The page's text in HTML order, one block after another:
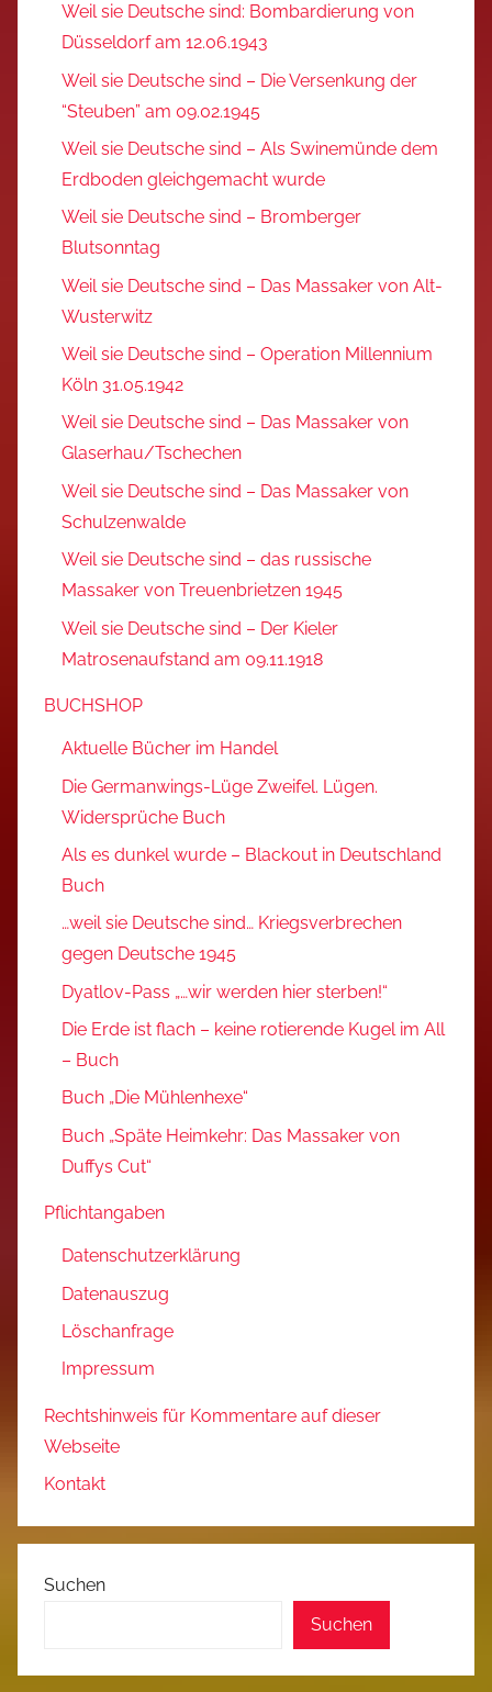
Weil sie Deutsche sind: Bombardierung von
Düsseldorf am 12.06.1943
Weil sie Deutsche sind – Die Versenkung der
“Steuben” am 09.02.1945
Weil sie Deutsche sind – Als Swinemünde dem
Erdboden gleichgemacht wurde
Weil sie Deutsche sind – Bromberger
Blutsonntag
Weil sie Deutsche sind – Das Massaker von Alt-
Wusterwitz
Weil sie Deutsche sind – Operation Millennium
Köln 31.05.1942
Weil sie Deutsche sind – Das Massaker von
Glaserhau/Tschechen
Weil sie Deutsche sind – Das Massaker von
Schulzenwalde
Weil sie Deutsche sind – das russische
Massaker von Treuenbrietzen 1945
Weil sie Deutsche sind – Der Kieler
Matrosenaufstand am 09.11.1918
BUCHSHOP
Aktuelle Bücher im Handel
Die Germanwings-Lüge Zweifel. Lügen.
Widersprüche Buch
Als es dunkel wurde – Blackout in Deutschland
Buch
…weil sie Deutsche sind… Kriegsverbrechen
gegen Deutsche 1945
Dyatlov-Pass „…wir werden hier sterben!“
Die Erde ist flach – keine rotierende Kugel im All
– Buch
Buch „Die Mühlenhexe“
Buch „Späte Heimkehr: Das Massaker von
Duffys Cut“
Pflichtangaben
Datenschutzerklärung
Datenauszug
Löschanfrage
Impressum
Rechtshinweis für Kommentare auf dieser
Webseite
Kontakt
Suchen
Suchen